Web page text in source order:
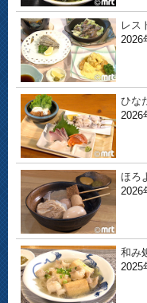
レス
2026
ひな
2026
ほろ
2026
和み
2025